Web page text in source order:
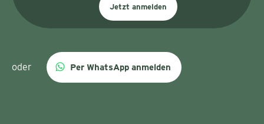
Jetzt anmelden
oder Per WhatsApp anmelden